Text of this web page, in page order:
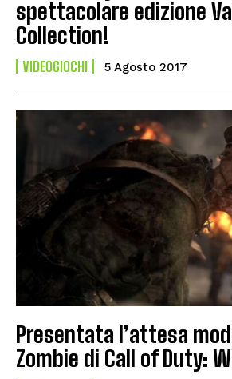
spettacolare edizione
Collection!
VIDEOGIOCHI 5 Agosto 2017
Presentata l’attesa
Zombie di Call of Duty: